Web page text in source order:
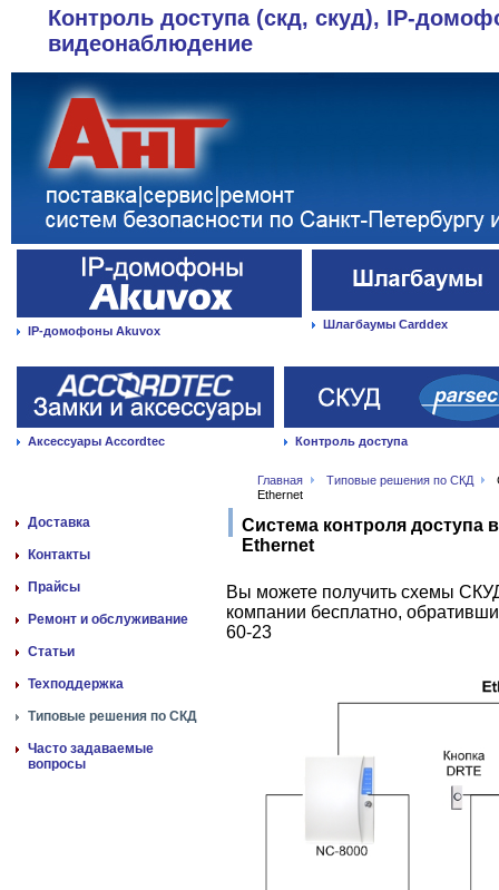
Контроль доступа (скд, скуд), IP-
видеонаблюдение
IP-домофоны Akuvox Шлагбаумы Carddex
Аксессуары Accordtec Контроль доступа
Главная Типовые решения по СКД
Ethernet
Доставка
Контакты
Прайсы
Ремонт и обслуживание
Статьи
Техподдержка
Типовые решения по СКД
Часто задаваемые
вопросы
Система контроля доступа
Ethernet
Вы можете получить схемы
компании бесплатно,
60-23